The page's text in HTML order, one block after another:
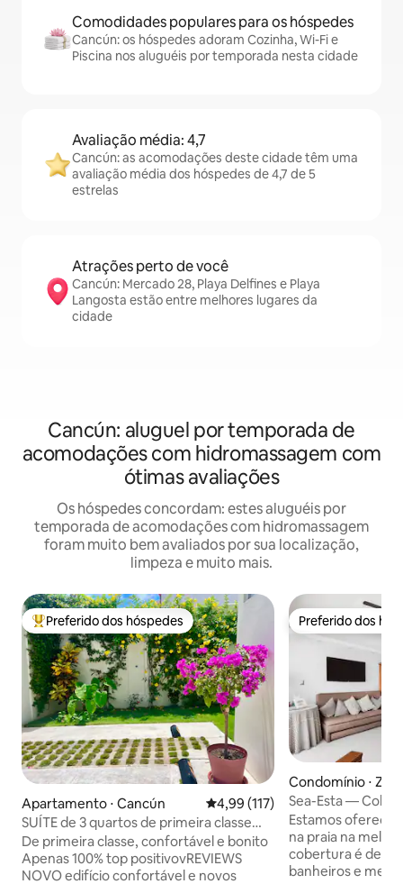
Comodidades populares para os hóspedes
Cancún: os hóspedes adoram Cozinha, Wi-Fi e
Piscina nos aluguéis por temporada nesta cidade
Avaliação média: 4,7
Cancún: as acomodações deste cidade têm uma
avaliação média dos hóspedes de 4,7 de 5
estrelas
Atrações perto de você
Cancún: Mercado 28, Playa Delfines e Playa
Langosta estão entre melhores lugares da
cidade
Cancún: aluguel por temporada de
acomodações com hidromassagem com
ótimas avaliações
Os hóspedes concordam: estes aluguéis por
temporada de acomodações com hidromassagem
foram muito bem avaliados por sua localização,
limpeza e muito mais.
Entre os melhores preferidos dos hóspedes
Preferido dos hóspedes
Apartamento ⋅ Cancún 4,99 de uma avaliação média de
4,99 (117)
SUÍTE de 3 quartos de primeira classe
com banheiros privativos
De primeira classe, confortável e bonito
Apenas 100% top positivovREVIEWS
NOVO edifício confortável e novos
Preferido dos
Preferido dos
Condomínio ⋅
Sea-Esta —
à praia de Cancún
Estamos
na praia na
cobertura é de 2
banheiros e meio